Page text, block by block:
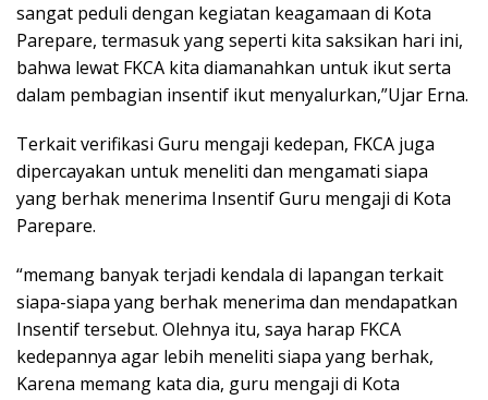
sangat peduli dengan kegiatan keagamaan di Kota
Parepare, termasuk yang seperti kita saksikan hari ini,
bahwa lewat FKCA kita diamanahkan untuk ikut serta
dalam pembagian insentif ikut menyalurkan,”Ujar Erna.
Terkait verifikasi Guru mengaji kedepan, FKCA juga
dipercayakan untuk meneliti dan mengamati siapa
yang berhak menerima Insentif Guru mengaji di Kota
Parepare.
“memang banyak terjadi kendala di lapangan terkait
siapa-siapa yang berhak menerima dan mendapatkan
Insentif tersebut. Olehnya itu, saya harap FKCA
kedepannya agar lebih meneliti siapa yang berhak,
Karena memang kata dia, guru mengaji di Kota